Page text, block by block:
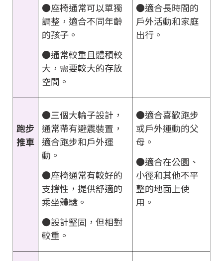
●座椅通常可以單獨
調整，適合不同年齡
的孩子。
●通常較重且體積較
大，需要較大的存放
空間。
●適合長時間的
戶外活動和家庭
出行。
跑步
推車
●三個大輪子設計，
通常帶有避震裝置，
適合跑步和戶外運
動。
●座椅通常有較好的
支撐性，提供舒適的
乘坐體驗。
●設計堅固，但相對
較重。
●適合喜歡跑步
或戶外運動的父
母。
●適合在公園、
小徑和其他不平
整的地面上使
用。